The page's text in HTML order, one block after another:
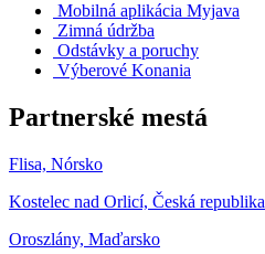
Mobilná aplikácia Myjava
Zimná údržba
Odstávky a poruchy
Výberové Konania
Partnerské mestá
Flisa, Nórsko
Kostelec nad Orlicí, Česká republika
Oroszlány, Maďarsko